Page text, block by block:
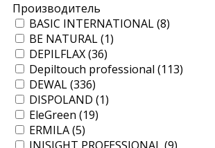
Производитель
BASIC INTERNATIONAL (8)
BE NATURAL (1)
DEPILFLAX (36)
Depiltouch professional (113)
DEWAL (336)
DISPOLAND (1)
EleGreen (19)
ERMILA (5)